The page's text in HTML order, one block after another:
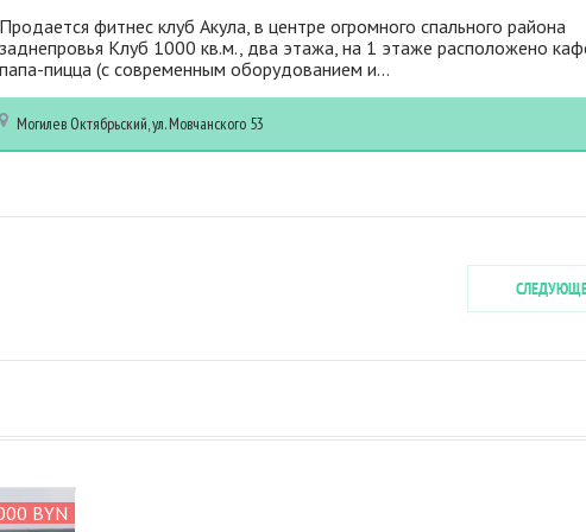
Продается фитнес клуб Акула, в центре огромного спального района
заднепровья Клуб 1000 кв.м., два этажа, на 1 этаже расположено
папа-пицца (с современным оборудованием и...
Могилев Октябрьский, ул. Мовчанского 53
РУБ
BYN
BYN
BYN
BYN
BYN
BYN
BYN